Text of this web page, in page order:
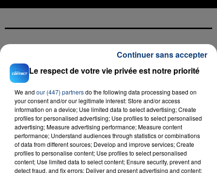
23 juillet 2026
INCENDIE MORTEL À LENS : UNE FEMME ET
Le respect de votre vie privée est notre priorité
We and our (447) partnersdo the following data processing based on
your consent and/or our legitimate interest: Store and/or access
information on a device; Use limited data to select advertising; Create
profiles for personalised advertising; Use profiles to select personalised
advertising; Measure advertising performance; Measure content
performance; Understand audiences through statistics or combinations
of data from different sources; Develop and improve services; Create
profiles to personalise content; Use profiles to select personalised
content; Use limited data to select content; Ensure security, prevent and
detect fraud, and fix errors; Deliver and present advertising and content;
Continuer sans accepter